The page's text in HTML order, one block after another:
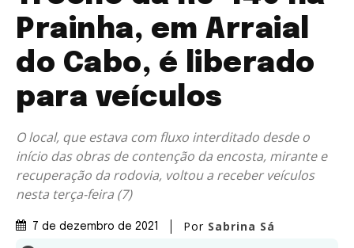
Prainha, em Arraial
do Cabo, é liberado
para veículos
O local, que estava com fluxo interditado desde o
início das obras de contenção da encosta, mirante e
recuperação da rodovia, voltou a receber veículos
nesta terça-feira (7)
7 de dezembro de 2021 Por Sabrina Sá